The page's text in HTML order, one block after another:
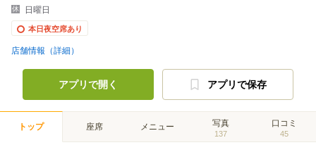
日曜日
本日夜空席あり
店舗情報（詳細）
アプリで開く アプリで保存
トップ 座席 メニュー 写真
137
口コミ
45